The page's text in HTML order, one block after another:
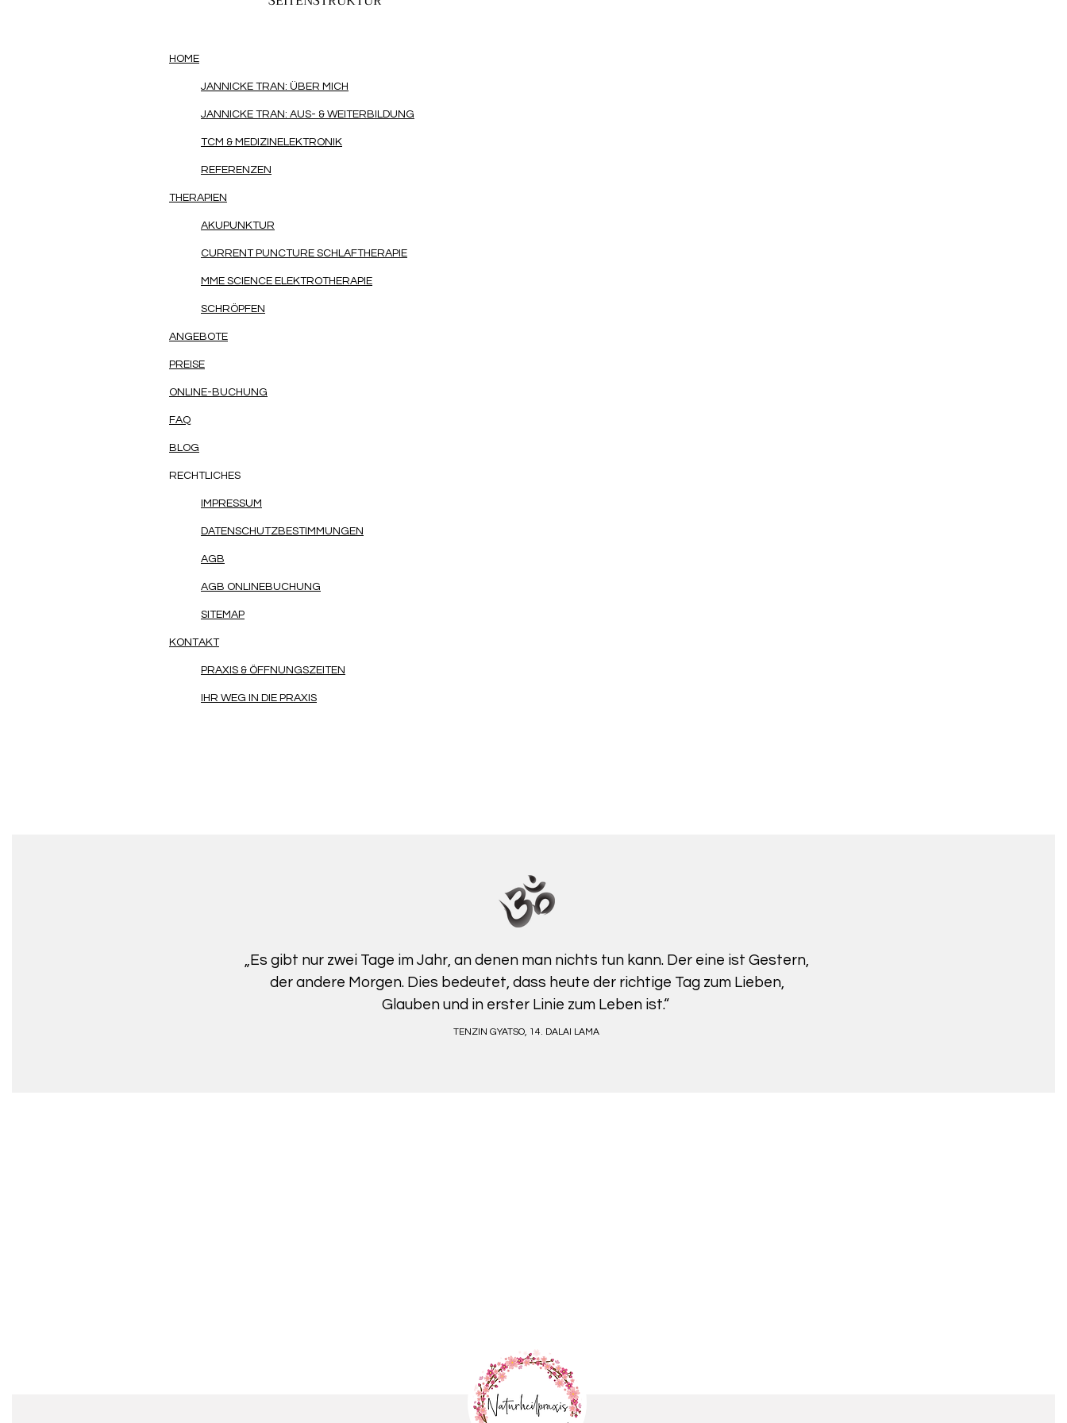
HOME
JANNICKE TRAN: ÜBER MICH
JANNICKE TRAN: AUS- & WEITERBILDUNG
TCM & MEDIZINELEKTRONIK
REFERENZEN
THERAPIEN
AKUPUNKTUR
CURRENT PUNCTURE SCHLAFTHERAPIE
MME SCIENCE ELEKTROTHERAPIE
SCHRÖPFEN
ANGEBOTE
PREISE
ONLINE-BUCHUNG
FAQ
BLOG
RECHTLICHES
IMPRESSUM
DATENSCHUTZBESTIMMUNGEN
AGB
AGB ONLINEBUCHUNG
SITEMAP
KONTAKT
PRAXIS & ÖFFNUNGSZEITEN
IHR WEG IN DIE PRAXIS
„Es gibt nur zwei Tage im Jahr, an denen man nichts tun kann. Der eine ist Gestern,
der andere Morgen. Dies bedeutet, dass heute der richtige Tag zum Lieben,
Glauben und in erster Linie zum Leben ist.“
TENZIN GYATSO, 14. DALAI LAMA